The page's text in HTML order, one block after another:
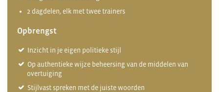
2 dagdelen, elk met twee trainers
Opbrengst
Inzicht in je eigen politieke stijl
Op authentieke wijze beheersing van de middelen van
overtuiging
Stijlvast spreken met de juiste woorden